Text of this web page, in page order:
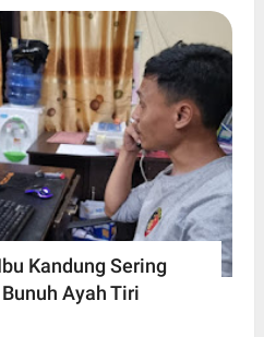
Kandung Sering
Ayah Tiri